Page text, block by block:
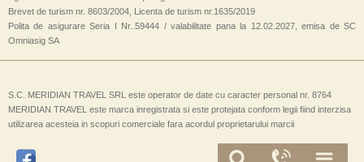
Brevet de turism nr. 8603/2004, Licenta de turism nr.1635/2019
Polita de asigurare Seria I Nr..59444 / valabilitate pana la 12.02.2027, emisa de SC
Omniasig SA
S.C. MERIDIAN TRAVEL SRL este operator de date cu caracter personal nr. 8764
MERIDIAN TRAVEL este marca inregistrata si este protejata conform legii fiind interzisa
utilizarea acesteia in scopuri comerciale fara acordul proprietarului marcii